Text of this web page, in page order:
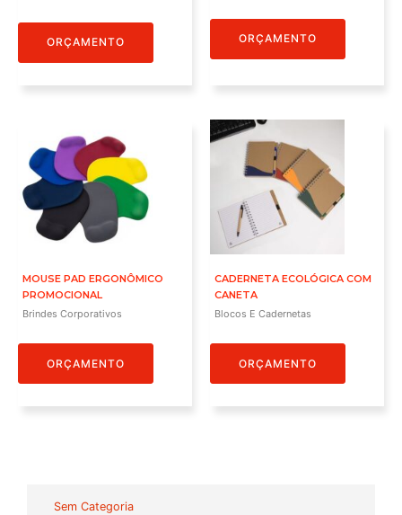
Sem Categoria
ORÇAMENTO ORÇAMENTO
MOUSE PAD ERGONÔMICO
PROMOCIONAL
Brindes Corporativos
ORÇAMENTO
CADERNETA ECOLÓGICA COM
CANETA
Blocos E Cadernetas
ORÇAMENTO